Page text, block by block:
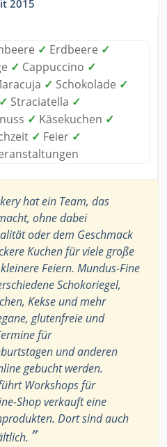
2015
✓ Erdbeere ✓
✓ Cappuccino ✓
✓ Schokolade ✓
✓ Straciatella ✓
✓ Käsekuchen ✓
✓ Feier ✓
hat ein Team, das
ohne dabei
oder dem Geschmack
Kuchen für viele große
Feiern. Mundus-Fine
Schokoriegel,
Kekse und mehr
glutenfreie und
für
und anderen
gebucht werden.
Workshops für
Shop verkauft eine
Dort sind auch
”